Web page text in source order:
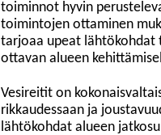
toiminnot hyvin
toimintojen ottaminen
tarjoaa upeat lähtökohdat
ottavan alueen
Vesireitit on
rikkaudessaan ja
lähtökohdat alueen